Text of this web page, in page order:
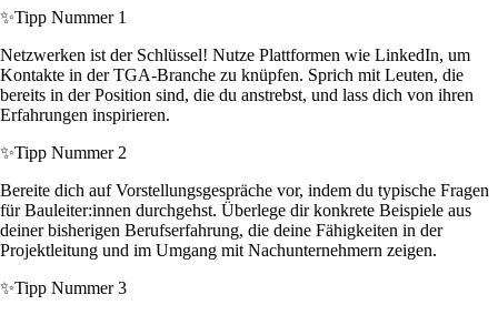
✨Tipp Nummer 1
Netzwerken ist der Schlüssel! Nutze Plattformen wie LinkedIn, um
Kontakte in der TGA-Branche zu knüpfen. Sprich mit Leuten, die
bereits in der Position sind, die du anstrebst, und lass dich von ihren
Erfahrungen inspirieren.
✨Tipp Nummer 2
Bereite dich auf Vorstellungsgespräche vor, indem du typische Fragen
für Bauleiter:innen durchgehst. Überlege dir konkrete Beispiele aus
deiner bisherigen Berufserfahrung, die deine Fähigkeiten in der
Projektleitung und im Umgang mit Nachunternehmern zeigen.
✨Tipp Nummer 3